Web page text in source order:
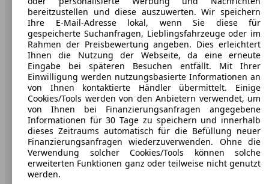
Unternehmen
Über AutoScout24
Presse
Karriere
Werbung
AGB
Datenschutz
Impressum
Erklärung zur Barrierefreiheit
bereitzustellen und diese auszuwerten. Wir speichern
Ihre E-Mail-Adresse lokal, wenn Sie diese für
gespeicherte Suchanfragen, Lieblingsfahrzeuge oder im
Rahmen der Preisbewertung angeben. Dies erleichtert
Ihnen die Nutzung der Webseite, da eine erneute
Eingabe bei späteren Besuchen entfällt. Mit Ihrer
Einwilligung werden nutzungsbasierte Informationen an
von Ihnen kontaktierte Händler übermittelt. Einige
Cookies/Tools werden von den Anbietern verwendet, um
von Ihnen bei Finanzierungsanfragen angegebene
Informationen für 30 Tage zu speichern und innerhalb
dieses Zeitraums automatisch für die Befüllung neuer
Finanzierungsanfragen wiederzuverwenden. Ohne die
Verwendung solcher Cookies/Tools können solche
erweiterten Funktionen ganz oder teilweise nicht genutzt
werden.